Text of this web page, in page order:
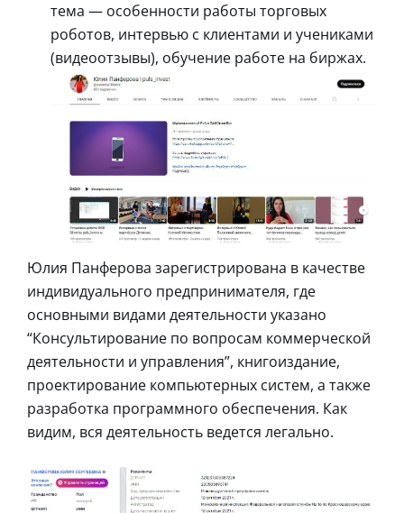
тема — особенности работы торговых
роботов, интервью с клиентами и учениками
(видеоотзывы), обучение работе на биржах.
Юлия Панферова зарегистрирована в качестве
индивидуального предпринимателя, где
основными видами деятельности указано
“Консультирование по вопросам коммерческой
деятельности и управления”, книгоиздание,
проектирование компьютерных систем, а также
разработка программного обеспечения. Как
видим, вся деятельность ведется легально.